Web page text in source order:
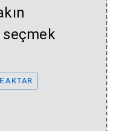
seçmek
AKTAR